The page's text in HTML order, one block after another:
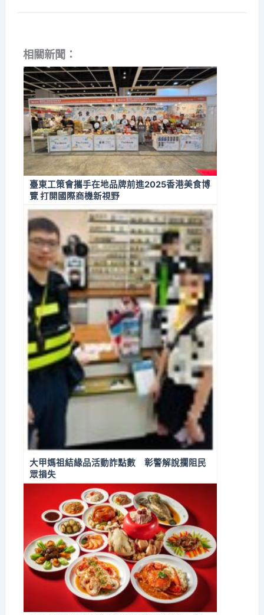
相關新聞：
臺東工策會攜手在地品牌前進2025香港美食博
覽 打開國際商機新視野
大甲媽祖結緣品活動詐點數 彰警解說攔阻民
眾損失